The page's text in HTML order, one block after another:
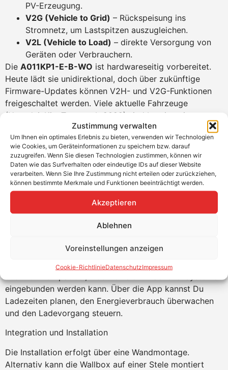
Zustimmung verwalten
Um Ihnen ein optimales Erlebnis zu bieten, verwenden wir Technologien
wie Cookies, um Geräteinformationen zu speichern bzw. darauf
zuzugreifen. Wenn Sie diesen Technologien zustimmen, können wir
Daten wie das Surfverhalten oder eindeutige IDs auf dieser Website
verarbeiten. Wenn Sie Ihre Zustimmung nicht erteilen oder zurückziehen,
können bestimmte Merkmale und Funktionen beeinträchtigt werden.
Akzeptieren
Ablehnen
Voreinstellungen anzeigen
Cookie-RichtlinieDatenschutzImpressum
PV-Erzeugung.
V2G (Vehicle to Grid) – Rückspeisung ins
Stromnetz, um Lastspitzen auszugleichen.
V2L (Vehicle to Load) – direkte Versorgung von
Geräten oder Verbrauchern.
Die A011KP1-E-B-WO ist hardwareseitig vorbereitet.
Heute lädt sie unidirektional, doch über zukünftige
Firmware-Updates können V2H- und V2G-Funktionen
freigeschaltet werden. Viele aktuelle Fahrzeuge
(Hyundai, Kia, Toyota ab 2022) sind bereits mit
entsprechender Technik ausgestattet.
Zugang, Steuerung und Kommunikation
Die Wallbox bietet verschiedene Möglichkeiten
zurAuthentifizierungund Steuerung. Du kannst den
Ladevorgang über RFID-Karte, App oder Plug & Charge
starten. Über Bluetooth, WLAN oder Ethernet lässt sich
die Wallbox in Dein Heimnetzwerk integrieren. Optional
ist auch eine 4G-Verbindung möglich. Die
15118 (optional), was eine zukünftige Nutzung von V2G-
Funktionen ermöglicht. Die Wallbox ist OCPP 1.6 JSON
eingebunden werden kann. Über die App kannst Du
Ladezeiten planen, den Energieverbrauch überwachen
und den Ladevorgang steuern.
Integration und Installation
Die Installation erfolgt über eine Wandmontage.
Alternativ kann die Wallbox auf einer Stele montiert